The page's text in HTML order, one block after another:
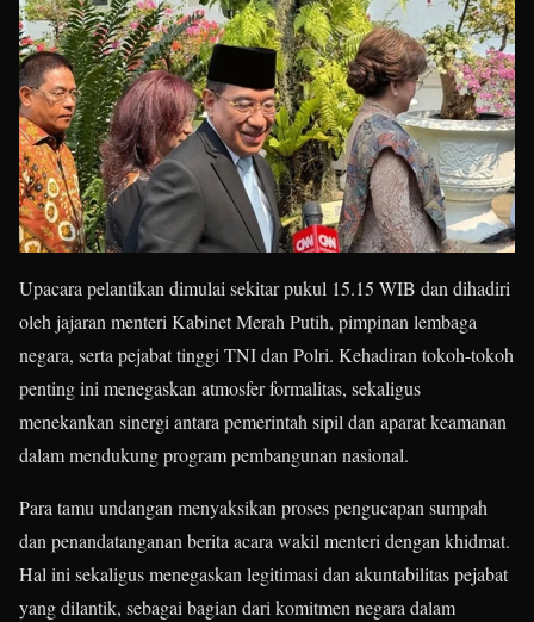
Upacara pelantikan dimulai sekitar pukul 15.15 WIB dan dihadiri
oleh jajaran menteri Kabinet Merah Putih, pimpinan lembaga
negara, serta pejabat tinggi TNI dan Polri. Kehadiran tokoh-tokoh
penting ini menegaskan atmosfer formalitas, sekaligus
menekankan sinergi antara pemerintah sipil dan aparat keamanan
dalam mendukung program pembangunan nasional.
Para tamu undangan menyaksikan proses pengucapan sumpah
dan penandatanganan berita acara wakil menteri dengan khidmat.
Hal ini sekaligus menegaskan legitimasi dan akuntabilitas pejabat
yang dilantik, sebagai bagian dari komitmen negara dalam